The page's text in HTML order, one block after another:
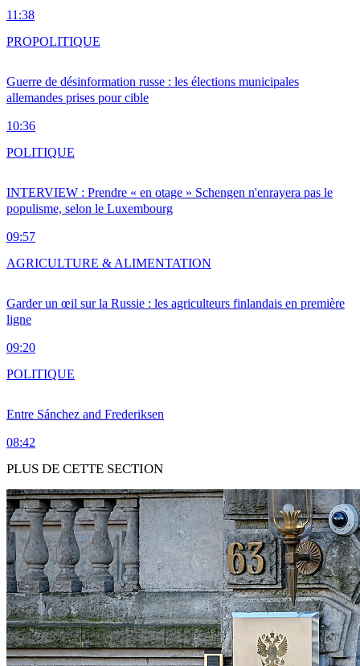
11:38
Guerre de désinformation russe : les élections municipales
allemandes prises pour cible
10:36
PROPOLITIQUE
INTERVIEW : Prendre « en otage » Schengen n'enrayera pas le
populisme, selon le Luxembourg
09:57
POLITIQUE
Garder un œil sur la Russie : les agriculteurs finlandais en première
ligne
09:20
AGRICULTURE & ALIMENTATION
Entre Sánchez and Frederiksen
08:42
POLITIQUE
PLUS DE CETTE SECTION